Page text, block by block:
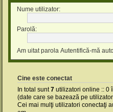
Nume utilizator:
Parolă:
Am uitat parola Autentifică-mă
Cine este conectat
In total sunt7 utilizatori online :: 0
(date care se bazează pe
Cei mai mulţi utilizatori conectaţi